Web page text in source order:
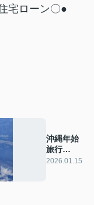
宅ローン〇●
沖縄年始
旅行
Part1
2026.01.15